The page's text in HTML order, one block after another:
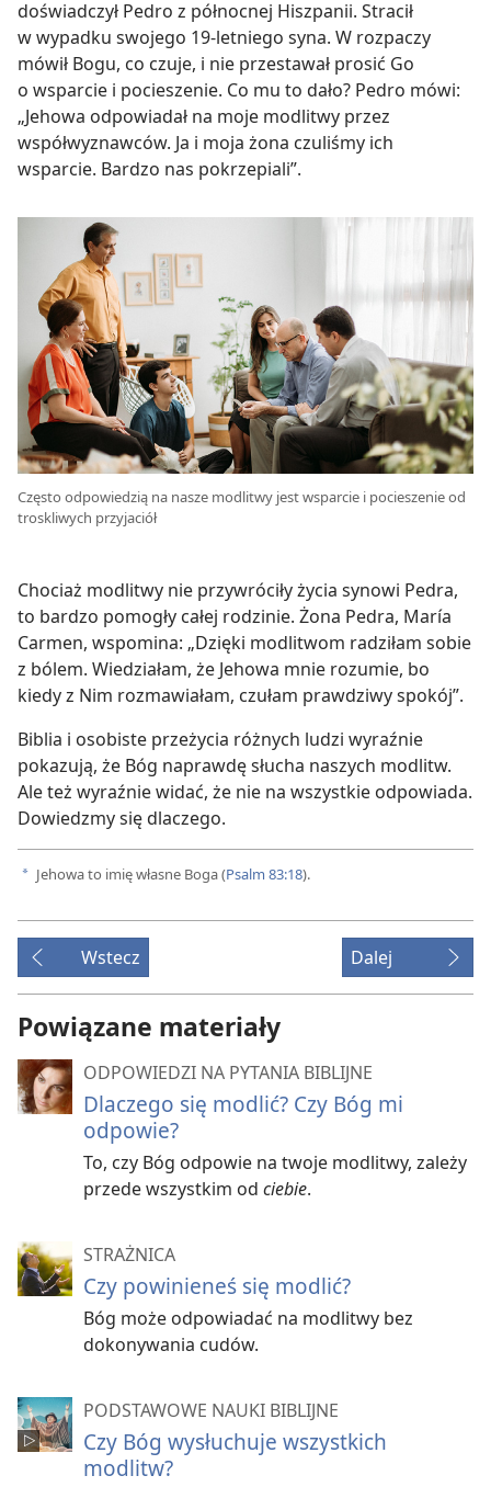
doświadczył Pedro z północnej Hiszpanii. Stracił
w wypadku swojego 19-letniego syna. W rozpaczy
mówił Bogu, co czuje, i nie przestawał prosić Go
o wsparcie i pocieszenie. Co mu to dało? Pedro mówi:
„Jehowa odpowiadał na moje modlitwy przez
współwyznawców. Ja i moja żona czuliśmy ich
wsparcie. Bardzo nas pokrzepiali”.
Często odpowiedzią na nasze modlitwy jest wsparcie i pocieszenie od
troskliwych przyjaciół
Chociaż modlitwy nie przywróciły życia synowi Pedra,
to bardzo pomogły całej rodzinie. Żona Pedra, María
Carmen, wspomina: „Dzięki modlitwom radziłam sobie
z bólem. Wiedziałam, że Jehowa mnie rozumie, bo
kiedy z Nim rozmawiałam, czułam prawdziwy spokój”.
Biblia i osobiste przeżycia różnych ludzi wyraźnie
pokazują, że Bóg naprawdę słucha naszych modlitw.
Ale też wyraźnie widać, że nie na wszystkie odpowiada.
Dowiedzmy się dlaczego.
a Jehowa to imię własne Boga (Psalm 83:18).
Wstecz Dalej
Powiązane materiały
ODPOWIEDZI NA PYTANIA BIBLIJNE
Dlaczego się modlić? Czy Bóg mi
odpowie?
To, czy Bóg odpowie na twoje modlitwy, zależy
przede wszystkim od ciebie.
STRAŻNICA
Czy powinieneś się modlić?
Bóg może odpowiadać na modlitwy bez
dokonywania cudów.
PODSTAWOWE NAUKI BIBLIJNE
Czy Bóg wysłuchuje wszystkich
modlitw?